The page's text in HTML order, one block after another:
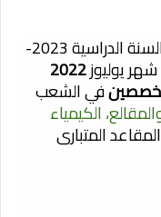
برسم السنة الدراسية 2023-
يوليوز2022
في الشعب
الكيمياء
المتبارى